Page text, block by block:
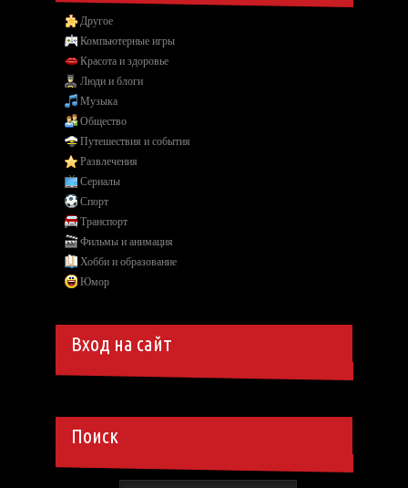
Другое
Компьютерные игры
Красота и здоровье
Люди и блоги
Музыка
Общество
Путешествия и события
Развлечения
Сериалы
Спорт
Транспорт
Фильмы и анимация
Хобби и образование
Юмор
Вход на сайт
Поиск